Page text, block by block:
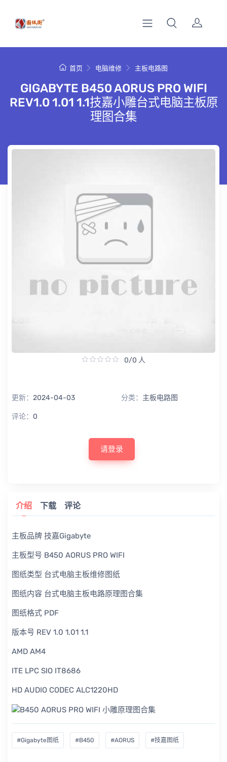
首页 电脑维修 主板电路图
GIGABYTE B450 AORUS PRO WIFI
REV1.0 1.01 1.1技嘉小雕台式电脑主板原
理图合集
0/0 人
更新： 2024-04-03 分类： 主板电路图
评论： 0
请登录
介绍 下载 评论
主板品牌 技嘉Gigabyte
主板型号 B450 AORUS PRO WIFI
图纸类型 台式电脑主板维修图纸
图纸内容 台式电脑主板电路原理图合集
图纸格式 PDF
版本号 REV 1.0 1.01 1.1
AMD AM4
ITE LPC SIO IT8686
HD AUDIO CODEC ALC1220HD
#Gigabyte图纸 #B450 #AORUS #技嘉图纸